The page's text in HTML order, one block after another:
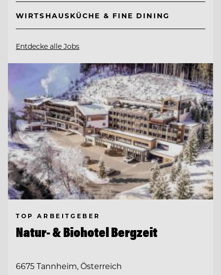
WIRTSHAUSKÜCHE & FINE DINING
Entdecke alle Jobs
TOP ARBEITGEBER
Natur- & Biohotel Bergzeit
6675 Tannheim, Österreich